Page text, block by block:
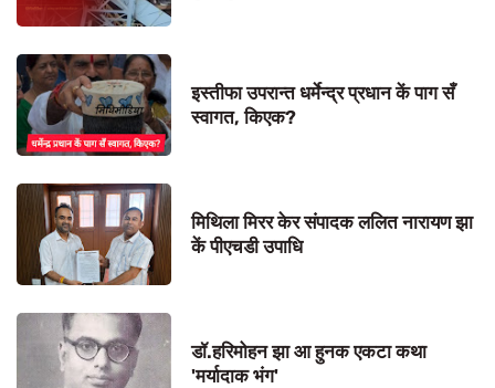
इस्तीफा उपरान्त धर्मेन्द्र प्रधान कें पाग सँ
स्वागत, किएक?
मिथिला मिरर केर संपादक ललित नारायण झा
कें पीएचडी उपाधि
डॉ.हरिमोहन झा आ हुनक एकटा कथा
'मर्यादाक भंग'